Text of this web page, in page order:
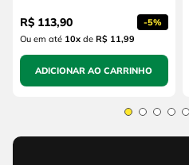
R$ 113,90 -5%
Ou em até 10x de R$ 11,99
ADICIONAR AO CARRINHO